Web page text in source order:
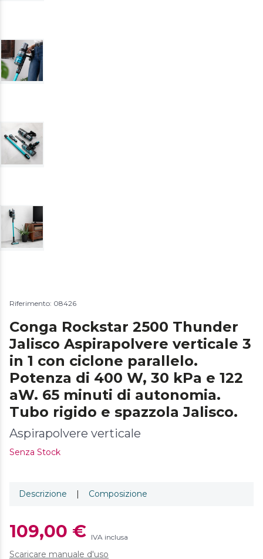
Riferimento: 08426
Conga Rockstar 2500 Thunder
Jalisco Aspirapolvere verticale 3
in 1 con ciclone parallelo.
Potenza di 400 W, 30 kPa e 122
aW. 65 minuti di autonomia.
Tubo rigido e spazzola Jalisco.
Aspirapolvere verticale
Senza Stock
Descrizione | Composizione
109,00 € IVA inclusa
Scaricare manuale d'uso